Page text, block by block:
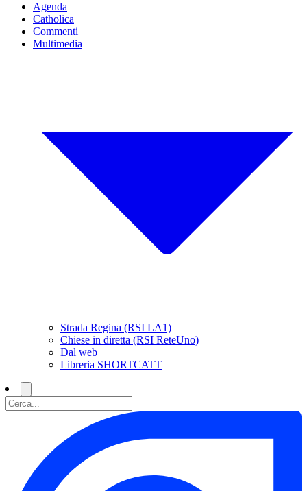
Agenda
Catholica
Commenti
Multimedia
Strada Regina (RSI LA1)
Chiese in diretta (RSI ReteUno)
Dal web
Libreria SHORTCATT